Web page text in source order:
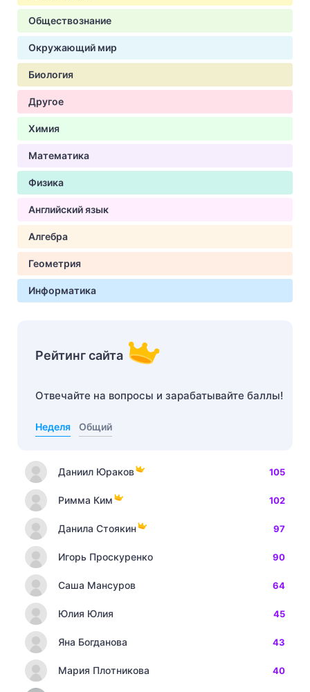
Обществознание
Окружающий мир
Биология
Другое
Химия
Математика
Физика
Английский язык
Алгебра
Геометрия
Информатика
Рейтинг сайта
Отвечайте на вопросы и зарабатывайте баллы!
Неделя Общий
Даниил Юраков 105
Римма Ким 102
Данила Стоякин 97
Игорь Проскуренко 90
Саша Мансуров 64
Юлия Юлия 45
Яна Богданова 43
Мария Плотникова 40